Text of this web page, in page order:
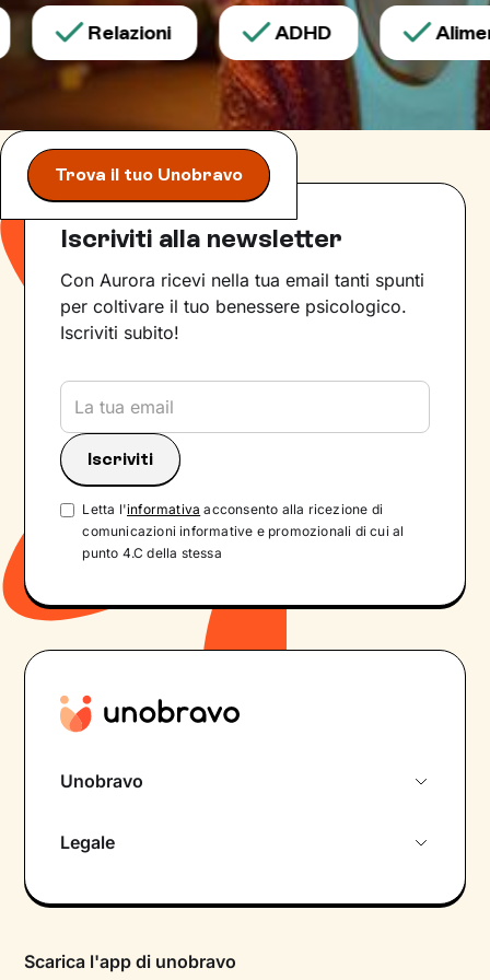
Relazioni ADHD
Trova il tuo Unobravo
Iscriviti alla newsletter
Con Aurora ricevi nella tua email tanti spunti
per coltivare il tuo benessere psicologico.
Iscriviti subito!
Letta l'informativa acconsento alla ricezione di
comunicazioni informative e promozionali di cui al
punto 4.C della stessa
Unobravo
Psicologo in chat
Legale
Termini e condizioni
Scarica l'app di unobravo